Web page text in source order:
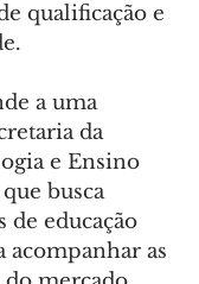
qualificação e
a uma
da
e Ensino
busca
de educação
acompanhar as